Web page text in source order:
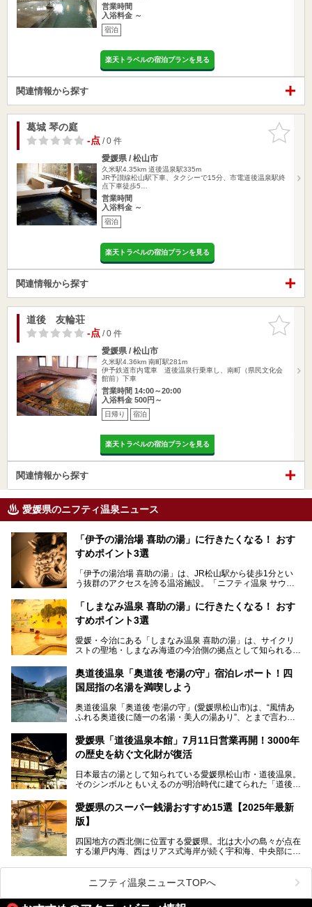
営業時間
入浴料金 ～
宿泊
楽天トラベルの宿泊プランを見る
関連情報から探す
お気に入
りに追加
葛城 琴の庭
-点/ 0 件
愛媛県 / 松山市
久米駅4.35km 道後温泉駅335m
JR予讃線松山駅下車、タクシーで15分、市電道後温泉駅終
点下車徒歩5…
営業時間
入浴料金 ～
宿泊
楽天トラベルの宿泊プランを見る
関連情報から探す
お気に入
りに追加
道後 友輪荘
-点/ 0 件
愛媛県 / 松山市
久米駅4.36km 南町駅281m
伊予鉄道市内電車 道後温泉行乗車し、南町（県民文化会
館前）下車
営業時間 14:00～20:00
入浴料金 500円～
日帰り 宿泊
楽天トラベルの宿泊プランを見る
関連情報から探す
愛媛県のニフティ温泉ニュース
「伊予の湯治場 喜助の湯」に行きたくなる！ おす
すめポイント3選
「伊予の湯治場 喜助の湯」は、JR松山駅から徒歩1分とい
う抜群のアクセスを誇る温浴施設。「ニフティ温泉 サウナ
ナーが訪れる人気スポットです。天然温泉・サウナ・岩盤
浴・食事・宿泊まで“癒しのすべて”がそろう人気施設の中で
も、特におすすめしたい3つのポイントについて厳選してお
「しまなみ温泉 喜助の湯」に行きたくなる！ おす
すめポイント3選
愛媛・今治にある「しまなみ温泉 喜助の湯」は、サイクリ
ストの聖地・しまなみ海道の今治側の拠点として知られる人
ばれていて、自転車ロッカーや工具、給水サービスなど、旅
人に嬉しい工夫がたっぷり。お風呂は内湯から半露天、サウ
ナまで種類豊富で広々空間。泉質も温度もバリエーション豊
ポイントについて厳選してお届けします。読めばきっと、行
きたくなること間違いなし！
奥道後温泉「奥道後 壱湯の守」宿泊レポート！四
国屈指の名湯を満喫しよう
奥道後温泉「奥道後 壱湯の守」(愛媛県松山市)は、“風情あ
ふれる奥道後に随一の名湯・美人の湯あり”、とまで言われ
露天風呂。日々の生活から隔離された非日常感を味わえま
す。
ト。今回はニフティ温泉ライターである筆者自ら宿泊し、名
物の大露天風呂「翠明の湯」の全浴槽をご紹介。また、パブ
その魅力をご紹介します！
愛媛県「道後温泉本館」7月11日営業再開！3000年
の歴史を紡ぐ文化財が復活
日本最古の湯として知られている愛媛県松山市・道後温泉。
そのシンボルともいえるのが明治時代に建てられた「道後温
いた保存修理工事が終わり、いよいよ2024年7月11日から
全館営業再開となります。
愛媛県のスーパー銭湯おすすめ15選【2025年最新
版】
四国地方の西北側に位置する愛媛県。北は大小の島々が点在
する瀬戸内海、西はリアス式海岸が続く宇和海、中央部には
な自然と、温暖な気候が魅力の県です。
日本最古の温泉といわれる道後温泉を筆頭に、多くの温泉が
ある愛媛県は、スーパー銭湯も豊富です。中には、中四国地
方を代表する人気の施設も。今回は、愛媛県の誇るスーパー
ニフティ温泉ニュースTOPへ